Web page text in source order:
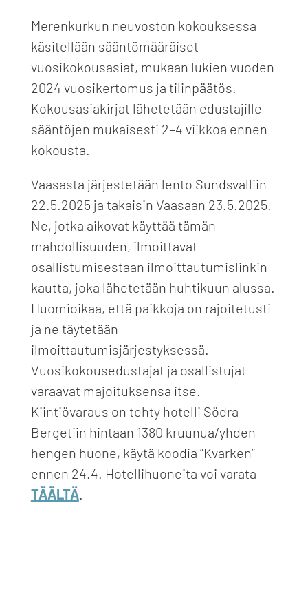
Merenkurkun neuvoston kokouksessa
käsitellään sääntömääräiset
vuosikokousasiat, mukaan lukien vuoden
2024 vuosikertomus ja tilinpäätös.
Kokousasiakirjat lähetetään edustajille
sääntöjen mukaisesti 2–4 viikkoa ennen
kokousta.
Vaasasta järjestetään lento Sundsvalliin
22.5.2025 ja takaisin Vaasaan 23.5.2025.
Ne, jotka aikovat käyttää tämän
mahdollisuuden, ilmoittavat
osallistumisestaan ilmoittautumislinkin
kautta, joka lähetetään huhtikuun alussa.
Huomioikaa, että paikkoja on rajoitetusti
ja ne täytetään
ilmoittautumisjärjestyksessä.
Vuosikokousedustajat ja osallistujat
varaavat majoituksensa itse.
Kiintiövaraus on tehty hotelli Södra
Bergetiin hintaan 1380 kruunua/yhden
hengen huone, käytä koodia ”Kvarken”
ennen 24.4. Hotellihuoneita voi varata
TÄÄLTÄ.